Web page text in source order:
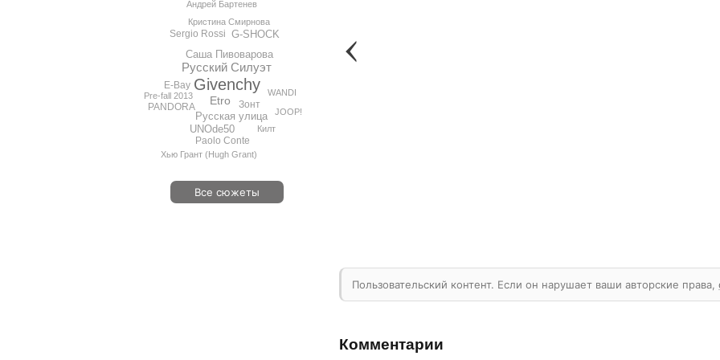
Givenchy
Русский Силуэт
Etro
Русская улица
Саша Пивоварова
UNOde50
G-SHOCK
Зонт
PANDORA
Sergio Rossi
E-Bay
Paolo Conte
Кристина Смирнова
Pre-fall 2013 WANDI
Килт
JOOP!
Андрей Бартенев
Хью Грант (Hugh Grant)
Все сюжеты
Пользовательский контент. Если он нарушает ваши авторские права,
Комментарии